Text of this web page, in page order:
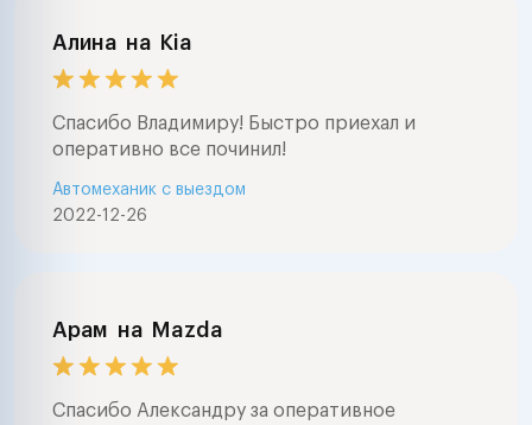
Алина на Kia
Спасибо Владимиру! Быстро приехал и
оперативно все починил!
2022-12-26
Автомеханик с выездом
Арам на Mazda
Спасибо Александру за оперативное